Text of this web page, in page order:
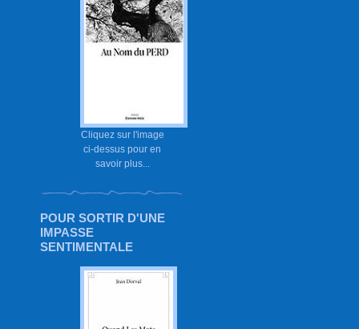
Cliquez sur l'image
ci-dessus pour en
savoir plus...
POUR SORTIR D'UNE
IMPASSE
SENTIMENTALE